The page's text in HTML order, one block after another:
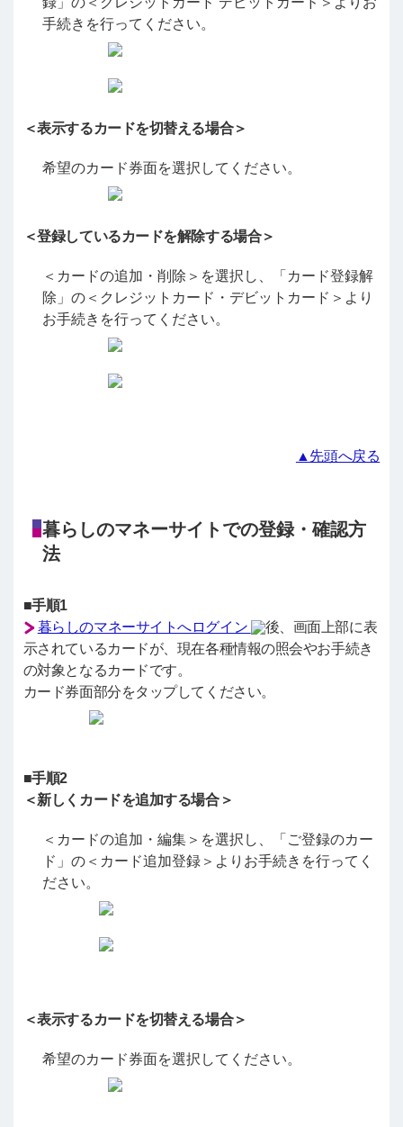
手続きを行ってください。
＜表示するカードを切替える場合＞
希望のカード券面を選択してください。
＜登録しているカードを解除する場合＞
＜カードの追加・削除＞を選択し、「カード登録解
除」の＜クレジットカード・デビットカード＞より
お手続きを行ってください。
▲先頭へ戻る
暮らしのマネーサイトでの登録・確認方
法
■手順1
暮らしのマネーサイトへログイン
後、画面上部に表
示されているカードが、現在各種情報の照会やお手続き
の対象となるカードです。
カード券面部分をタップしてください。
■手順2
＜新しくカードを追加する場合＞
＜カードの追加・編集＞を選択し、「ご登録のカー
ド」の＜カード追加登録＞よりお手続きを行ってく
ださい。
＜表示するカードを切替える場合＞
希望のカード券面を選択してください。